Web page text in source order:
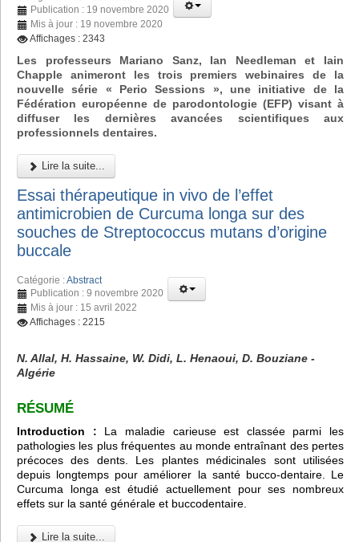
Publication : 19 novembre 2020
Mis à jour : 19 novembre 2020
Affichages : 2343
Les professeurs Mariano Sanz, Ian Needleman et Iain
Chapple animeront les trois premiers webinaires de la
nouvelle série « Perio Sessions », une initiative de la
Fédération européenne de parodontologie (EFP) visant à
diffuser les dernières avancées scientifiques aux
professionnels dentaires.
Lire la suite...
Essai thérapeutique in vivo de l’effet
antimicrobien de Curcuma longa sur des
souches de Streptococcus mutans d’origine
buccale
Catégorie :Abstract
Publication : 9 novembre 2020
Mis à jour : 15 avril 2022
Affichages : 2215
N. Allal, H. Hassaine, W. Didi, L. Henaoui, D. Bouziane -
Algérie
RÉSUMÉ
Introduction : La maladie carieuse est classée parmi les
pathologies les plus fréquentes au monde entraînant des pertes
précoces des dents. Les plantes médicinales sont utilisées
depuis longtemps pour améliorer la santé bucco-dentaire. Le
Curcuma longa est étudié actuellement pour ses nombreux
effets sur la santé générale et buccodentaire.
Lire la suite...